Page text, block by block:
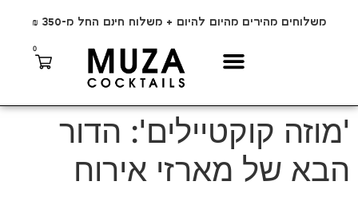
משלוחים מהירים מהיום להיום + משלוח חינם החל מ-350 ₪
0
'מוזה קוקטיילים': הדור
הבא של מארזי אירוח